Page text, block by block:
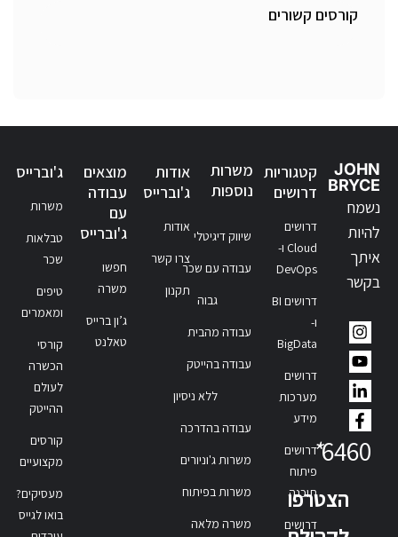
קורסים קשורים
JOHN
BRYCE
נשמח
להיות
איתך
בקשר
6460
*
הצטרפו
קטגוריות
דרושים
דרושים
Cloud ו-
DevOps
דרושים BI
ו-
BigData
דרושים
מערכות
מידע
דרושים
פיתוח
תוכנה
דרושים
משרות
נוספות
שיווק דיגיטלי
עבודה עם שכר
גבוה
עבודה מהבית
עבודה בהייטק
ללא ניסיון
עבודה בהדרכה
משרות ג'וניורים
משרות בפיתוח
משרה מלאה
אודות
ג'וברייס
אודות
צרו קשר
תקנון
מוצאים
עבודה
עם
ג'וברייס
חפשו
משרה
ג’ון ברייס
טאלנט
ג'וברייס
משרות
טבלאות
שכר
טיפים
ומאמרים
קורסי
הכשרה
לעולם
ההייטק
קורסים
מקצועיים
מעסיקים?
בואו לגייס